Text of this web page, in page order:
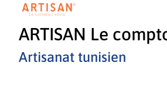
ARTISAN Le
Artisanat tunisien